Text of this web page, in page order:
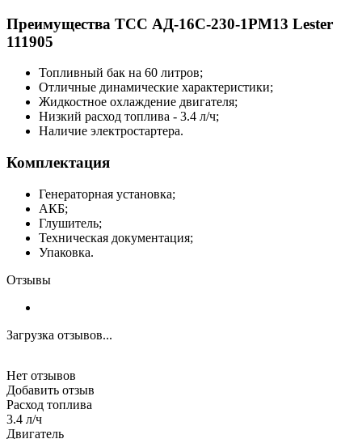
Преимущества ТСС АД-16С-230-1РМ13 Lester
111905
Топливный бак на 60 литров;
Отличные динамические характеристики;
Жидкостное охлаждение двигателя;
Низкий расход топлива - 3.4 л/ч;
Наличие электростартера.
Комплектация
Генераторная установка;
АКБ;
Глушитель;
Техническая документация;
Упаковка.
Отзывы
Загрузка отзывов...
Нет отзывов
Добавить отзыв
Расход топлива
3.4 л/ч
Двигатель